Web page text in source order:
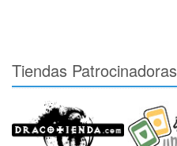
Tiendas Patrocinadoras